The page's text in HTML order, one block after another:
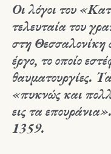
Οι λόγοι του
τελευταία του
στη Θεσσαλονίκη
έργο, το οποίο
θαυματουργίες.
«πυκνώς και
εις τα
1359.